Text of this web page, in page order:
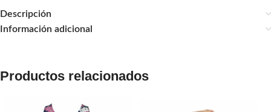
Descripción
Información adicional
Productos relacionados